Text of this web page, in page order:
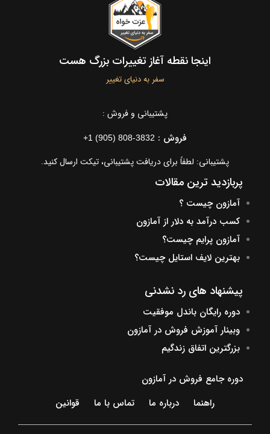
اینجا نقطه آغاز تغییرات بزرگ هست
سفر به دنیای تغییر
پشتیبانی و فروش :
فروش : +1 (905) 808-3832
پشتیبانی: لطفاً برای دریافت پشتیبانی، تیکت ارسال کنید.
پربازدید ترین مقالات
آمازون چیست ؟
کسب درآمد به دلار از آمازون
آمازون پرایم چیست؟
بهترین لایف استایل چیست؟
پیشنهاد های رد نشدنی
دوره رایگان باندل موفقیت
وبینار آموزش فروش در آمازون
بزرگترین اتفاق زندگیم
دوره جامع فروش در آمازون
راهنما
درباره ما تماس با ما قوانین